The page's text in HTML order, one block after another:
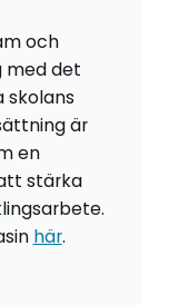
och
med det
är
en
stärka
här.